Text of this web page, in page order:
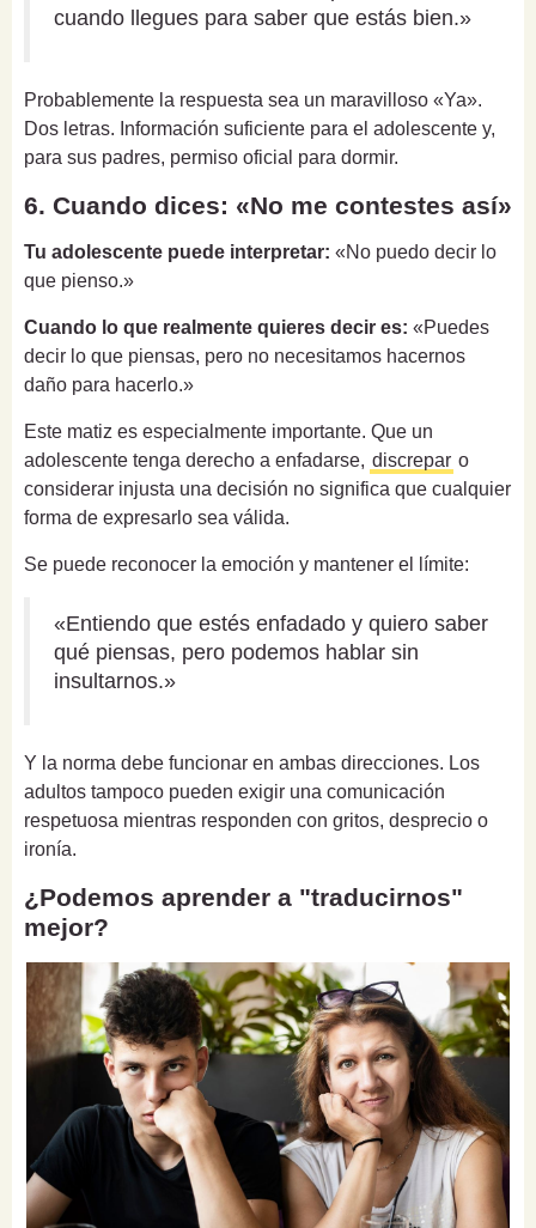
cuando llegues para saber que estás bien.»
Probablemente la respuesta sea un maravilloso «Ya».
Dos letras. Información suficiente para el adolescente y,
para sus padres, permiso oficial para dormir.
6. Cuando dices: «No me contestes así»
Tu adolescente puede interpretar: «No puedo decir lo
que pienso.»
Cuando lo que realmente quieres decir es: «Puedes
decir lo que piensas, pero no necesitamos hacernos
daño para hacerlo.»
Este matiz es especialmente importante. Que un
adolescente tenga derecho a enfadarse, discrepar o
considerar injusta una decisión no significa que cualquier
forma de expresarlo sea válida.
Se puede reconocer la emoción y mantener el límite:
«Entiendo que estés enfadado y quiero saber
qué piensas, pero podemos hablar sin
insultarnos.»
Y la norma debe funcionar en ambas direcciones. Los
adultos tampoco pueden exigir una comunicación
respetuosa mientras responden con gritos, desprecio o
ironía.
¿Podemos aprender a "traducirnos"
mejor?